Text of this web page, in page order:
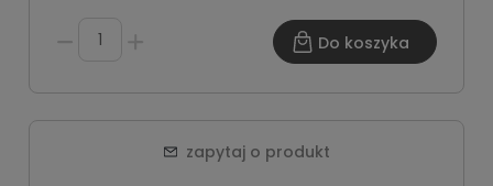
Do koszyka
zapytaj o produkt